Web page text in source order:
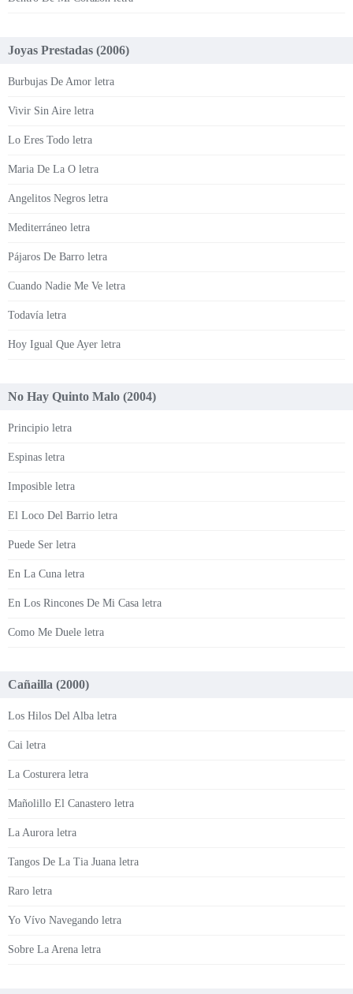
Joyas Prestadas (2006)
Burbujas De Amor letra
Vivir Sin Aire letra
Lo Eres Todo letra
Maria De La O letra
Angelitos Negros letra
Mediterráneo letra
Pájaros De Barro letra
Cuando Nadie Me Ve letra
Todavía letra
Hoy Igual Que Ayer letra
No Hay Quinto Malo (2004)
Principio letra
Espinas letra
Imposible letra
El Loco Del Barrio letra
Puede Ser letra
En La Cuna letra
En Los Rincones De Mi Casa letra
Como Me Duele letra
Cañailla (2000)
Los Hilos Del Alba letra
Cai letra
La Costurera letra
Mañolillo El Canastero letra
La Aurora letra
Tangos De La Tia Juana letra
Raro letra
Yo Vívo Navegando letra
Sobre La Arena letra